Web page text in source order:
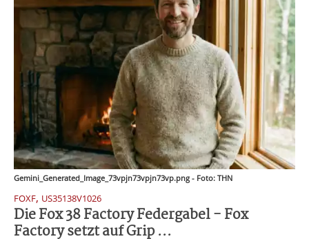
Gemini_Generated_Image_73vpjn73vpjn73vp.png - Foto: THN
FOXF, US35138V1026
Die Fox 38 Factory Federgabel - Fox
Factory setzt auf Grip ...